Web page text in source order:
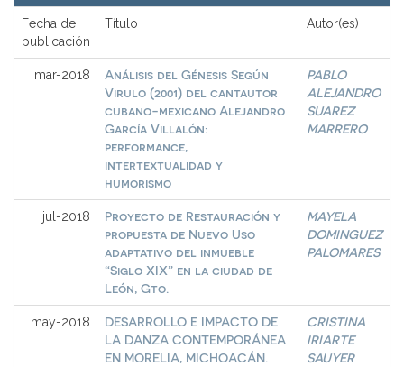
Fecha de
publicación
Título Autor(es)
mar-2018
Análisis del Génesis Según
Virulo (2001) del cantautor
cubano-mexicano Alejandro
García Villalón:
performance,
intertextualidad y
humorismo
PABLO
ALEJANDRO
SUAREZ
MARRERO
jul-2018
Proyecto de Restauración y
propuesta de Nuevo Uso
adaptativo del inmueble
“Siglo XIX” en la ciudad de
León, Gto.
MAYELA
DOMINGUEZ
PALOMARES
may-2018
DESARROLLO E IMPACTO DE
LA DANZA CONTEMPORÁNEA
EN MORELIA, MICHOACÁN.
CRISTINA
IRIARTE
SAUYER